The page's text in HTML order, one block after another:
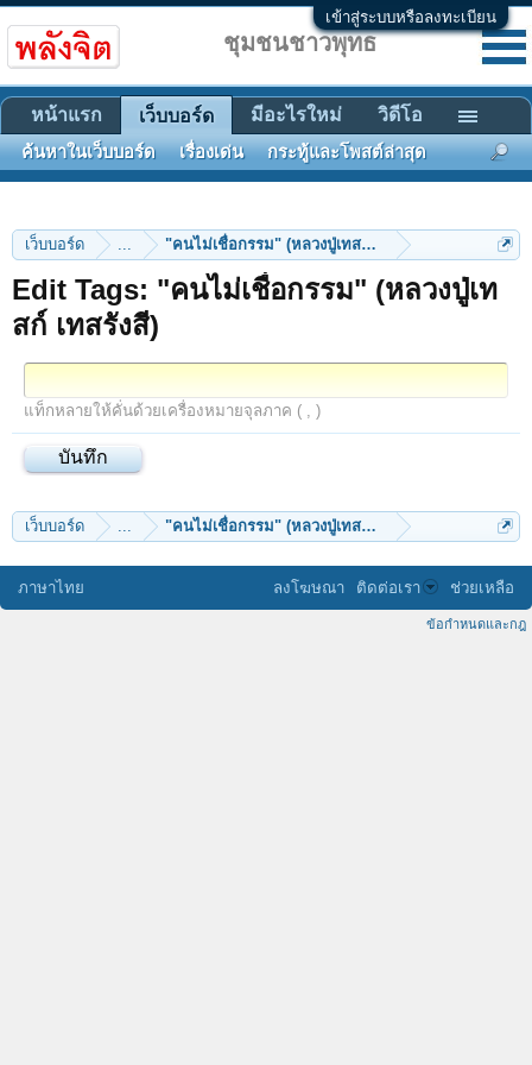
เข้าสู่ระบบหรือลงทะเบียน
เว็บบอร์ด ... "คนไม่เชื่อกรรม" (หลวงปู่เทสก์ เทสรังสี)
Edit Tags: "คนไม่เชื่อกรรม" (หลวงปู่เท
สก์ เทสรังสี)
แท็กหลายให้คั่นด้วยเครื่องหมายจุลภาค ( , )
เว็บบอร์ด ... "คนไม่เชื่อกรรม" (หลวงปู่เทสก์ เทสรังสี)
ชุมชนชาวพุทธ
หน้าแรก เว็บบอร์ด
ค้นหาในเว็บบอร์ด เรื่องเด่น กระทู้และโพสต์ล่าสุด
มีอะไรใหม่ วิดีโอ
ภาษาไทย ลงโฆษณา ติดต่อเรา ช่วยเหลือ
ข้อกำหนดและกฎ